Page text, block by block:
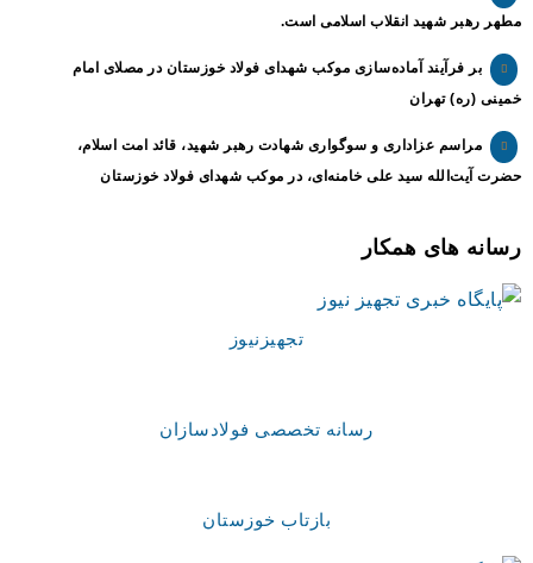
مطهر رهبر شهید انقلاب اسلامی است.
بر فرآیند آماده‌سازی موکب شهدای فولاد خوزستان در مصلای امام
خمینی (ره) تهران
مراسم عزاداری و سوگواری شهادت رهبر شهید، قائد امت اسلام،
حضرت آیت‌الله سید علی خامنه‌ای، در موکب شهدای فولاد خوزستان
رسانه های همکار
تجهیزنیوز
رسانه تخصصی فولادسازان
بازتاب خوزستان